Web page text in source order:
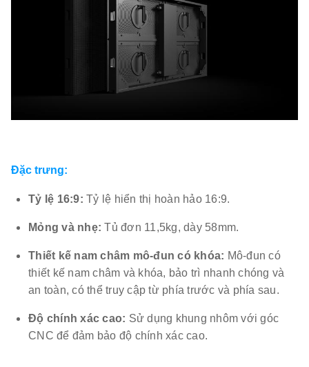
Đặc trưng:
Tỷ lệ 16:9: Tỷ lệ hiển thị hoàn hảo 16:9.
Mỏng và nhẹ:Tủ đơn 11,5kg, dày 58mm.
Thiết kế nam châm mô-đun có khóa: Mô-đun có
thiết kế nam châm và khóa, bảo trì nhanh chóng và
an toàn, có thể truy cập từ phía trước và phía sau.
Độ chính xác cao: Sử dụng khung nhôm với góc
CNC để đảm bảo độ chính xác cao.